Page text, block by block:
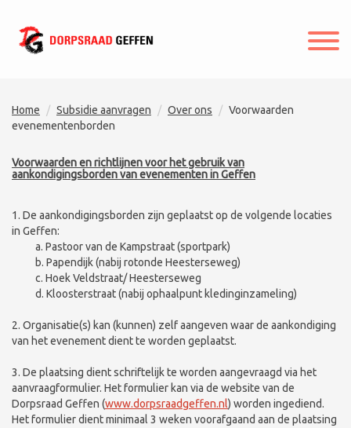
Home Subsidie aanvragen Over ons
Voorwaarden
evenementenborden
Voorwaarden en richtlijnen voor het gebruik van
aankondigingsborden van evenementen in Geffen
1. De aankondigingsborden zijn geplaatst op de volgende locaties
in Geffen:
a. Pastoor van de Kampstraat (sportpark)
b. Papendijk (nabij rotonde Heesterseweg)
c. Hoek Veldstraat/ Heesterseweg
d. Kloosterstraat (nabij ophaalpunt kledinginzameling)
2. Organisatie(s) kan (kunnen) zelf aangeven waar de aankondiging
van het evenement dient te worden geplaatst.
3. De plaatsing dient schriftelijk te worden aangevraagd via het
aanvraagformulier. Het formulier kan via de website van de
Dorpsraad Geffen (www.dorpsraadgeffen.nl) worden ingediend.
Het formulier dient minimaal 3 weken voorafgaand aan de plaatsing